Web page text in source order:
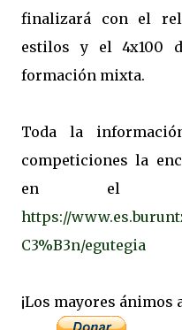
finalizará con el
estilos y el 4x100
formación mixta.
Toda la
competiciones la
en el
https://
C3%B3n/egutegia
¡Los mayores ánimos